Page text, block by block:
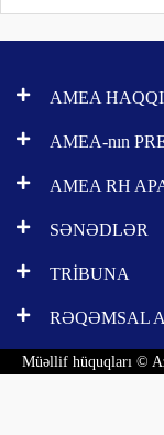
AMEA
AMEA-nın
AMEA RH
SƏNƏDLƏR
TRİBUNA
RƏQƏMSAL
Müəllif hüquqları ©